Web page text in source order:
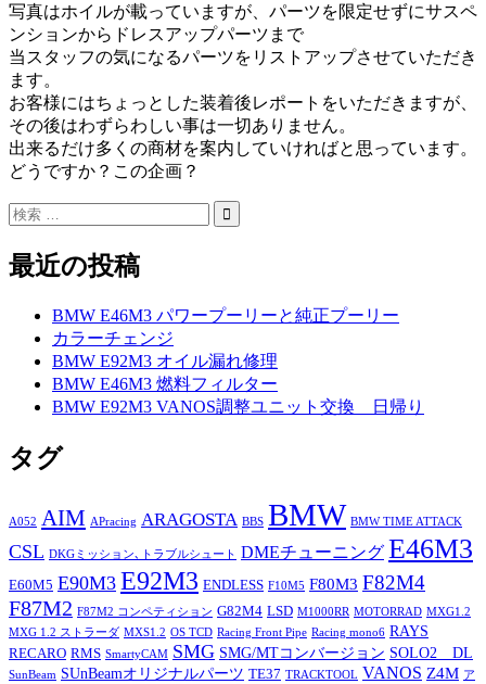
写真はホイルが載っていますが、パーツを限定せずにサスペ
ンションからドレスアップパーツまで
当スタッフの気になるパーツをリストアップさせていただき
ます。
お客様にはちょっとした装着後レポートをいただきますが、
その後はわずらわしい事は一切ありません。
出来るだけ多くの商材を案内していければと思っています。
どうですか？この企画？
最近の投稿
BMW E46M3 パワープーリーと純正プーリー
カラーチェンジ
BMW E92M3 オイル漏れ修理
BMW E46M3 燃料フィルター
BMW E92M3 VANOS調整ユニット交換 日帰り
タグ
A052 AIM APracing ARAGOSTA BBS BMW BMW TIME ATTACK
CSL DKGミッション､トラブルシュート DMEチューニング E46M3
E60M5 E90M3 E92M3 ENDLESS F10M5 F80M3 F82M4
F87M2 F87M2 コンペティション G82M4 LSD M1000RR MOTORRAD MXG1.2
MXG 1.2 ストラーダ MXS1.2 OS TCD Racing Front Pipe Racing mono6 RAYS
RECARO RMS SmartyCAM SMG SMG/MTコンバージョン SOLO2 DL
SunBeam SUnBeamオリジナルパーツ TE37 TRACKTOOL VANOS Z4M ア